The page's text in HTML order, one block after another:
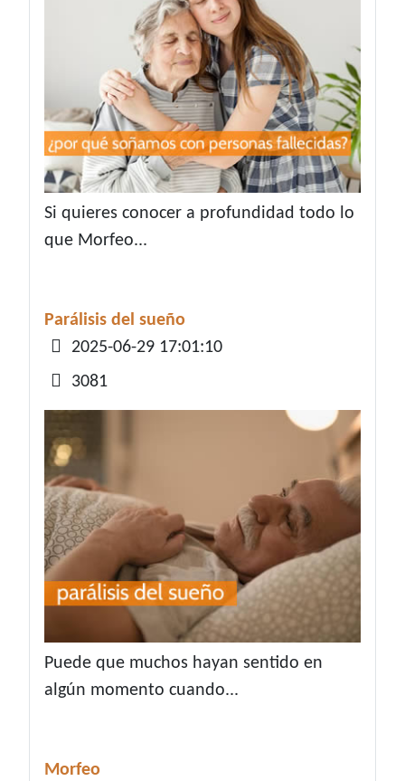
Si quieres conocer a profundidad todo lo
que Morfeo...
Parálisis del sueño
Detalles
2025-06-29 17:01:10
3081
Puede que muchos hayan sentido en
algún momento cuando...
Morfeo